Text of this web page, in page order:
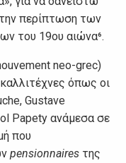
περίπτωση των
του 19ου αιώνα⁶.
neo-grec)
όπως οι
Gustave
Papety ανάμεσα σε
που
pensionnaires της